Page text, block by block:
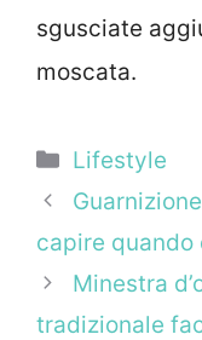
sgusciate
moscata.
Categorie
Lifestyle
capire quando
Minestra
tradizionale